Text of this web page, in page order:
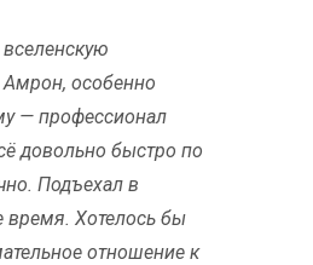
Амрон, особенно
— профессионал
довольно быстро по
Подъехал в
время. Хотелось бы
отношение к